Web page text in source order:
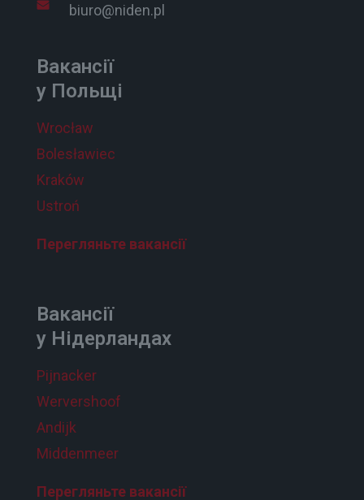
biuro@niden.pl
Вакансії
у Польщі
Wrocław
Bolesławiec
Kraków
Ustroń
Перегляньте вакансії
Вакансії
у Нідерландах
Pijnacker
Wervershoof
Andijk
Middenmeer
Перегляньте вакансії